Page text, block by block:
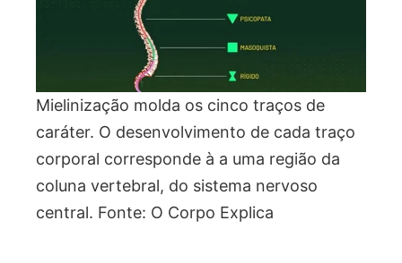
Mielinização molda os cinco traços de
caráter. O desenvolvimento de cada traço
corporal corresponde à a uma região da
coluna vertebral, do sistema nervoso
central. Fonte: O Corpo Explica